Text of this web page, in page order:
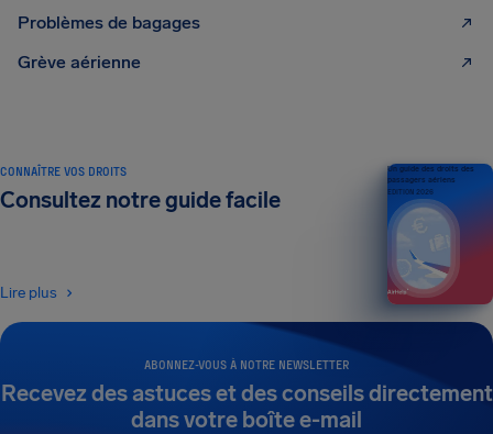
Problèmes de bagages
Grève aérienne
ABONNEZ-VOUS À NOTRE NEWSLETTER
Recevez des astuces et des conseils directement
dans votre boîte e-mail
CONNAÎTRE VOS DROITS
Consultez notre guide facile
Lire plus
Un guide des droits des
passagers aériens
ÉDITION 2026